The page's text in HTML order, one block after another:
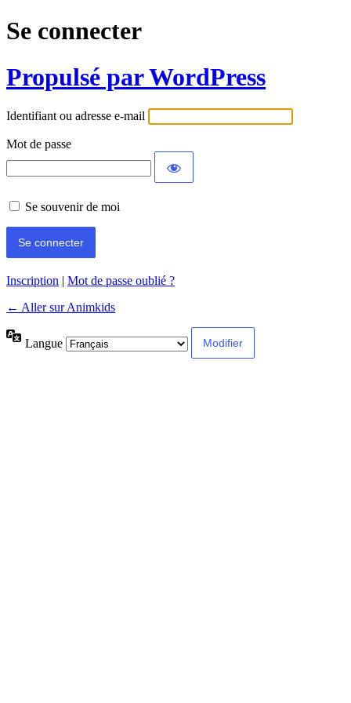
Se connecter
Propulsé par WordPress
Identifiant ou adresse e-mail
Mot de passe
Se souvenir de moi
Inscription | Mot de passe oublié ?
← Aller sur Animkids
Langue